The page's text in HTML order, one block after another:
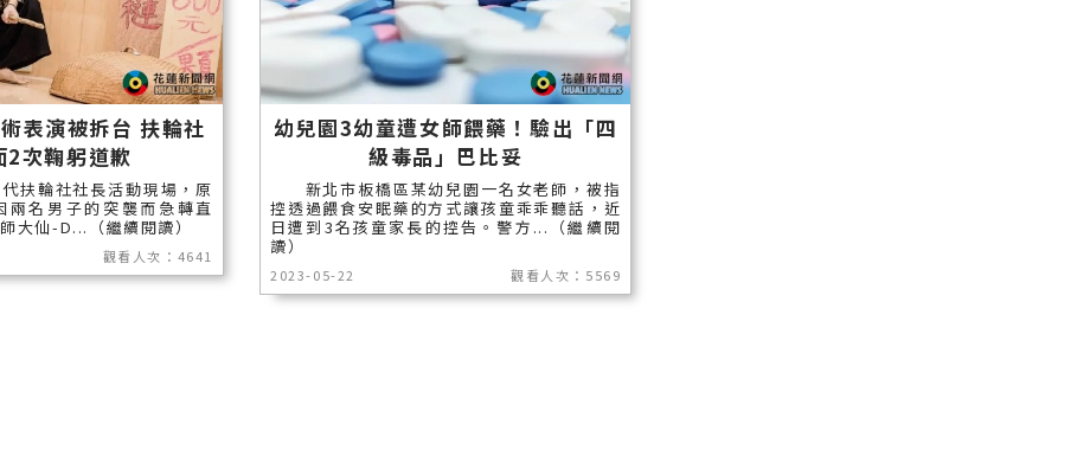
表演被拆台 扶輪社
2次鞠躬道歉
輪社社長活動現場，原
兩名男子的突襲而急轉直
大仙-D...（繼續閱讀）
觀看人次：4641
幼兒園3幼童遭女師餵藥！驗出「四
級毒品」巴比妥
新北市板橋區某幼兒園一名女老師，被指
控透過餵食安眠藥的方式讓孩童乖乖聽話，近
日遭到3名孩童家長的控告。警方...（繼續閱
讀）
2023-05-22 觀看人次：5569